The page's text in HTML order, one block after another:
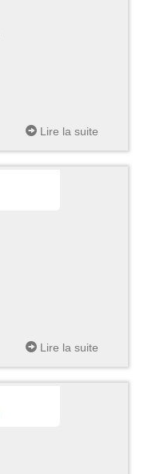
Lire la suite
Lire la suite